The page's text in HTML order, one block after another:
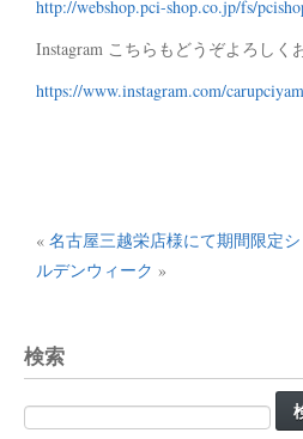
http://webshop.pci-shop.co.jp/fs/
Instagram こちらもどうぞよろしく
https://www.instagram.com/
« 名古屋三越栄店様にて期間限定
ルデンウィーク »
検索
検
索: